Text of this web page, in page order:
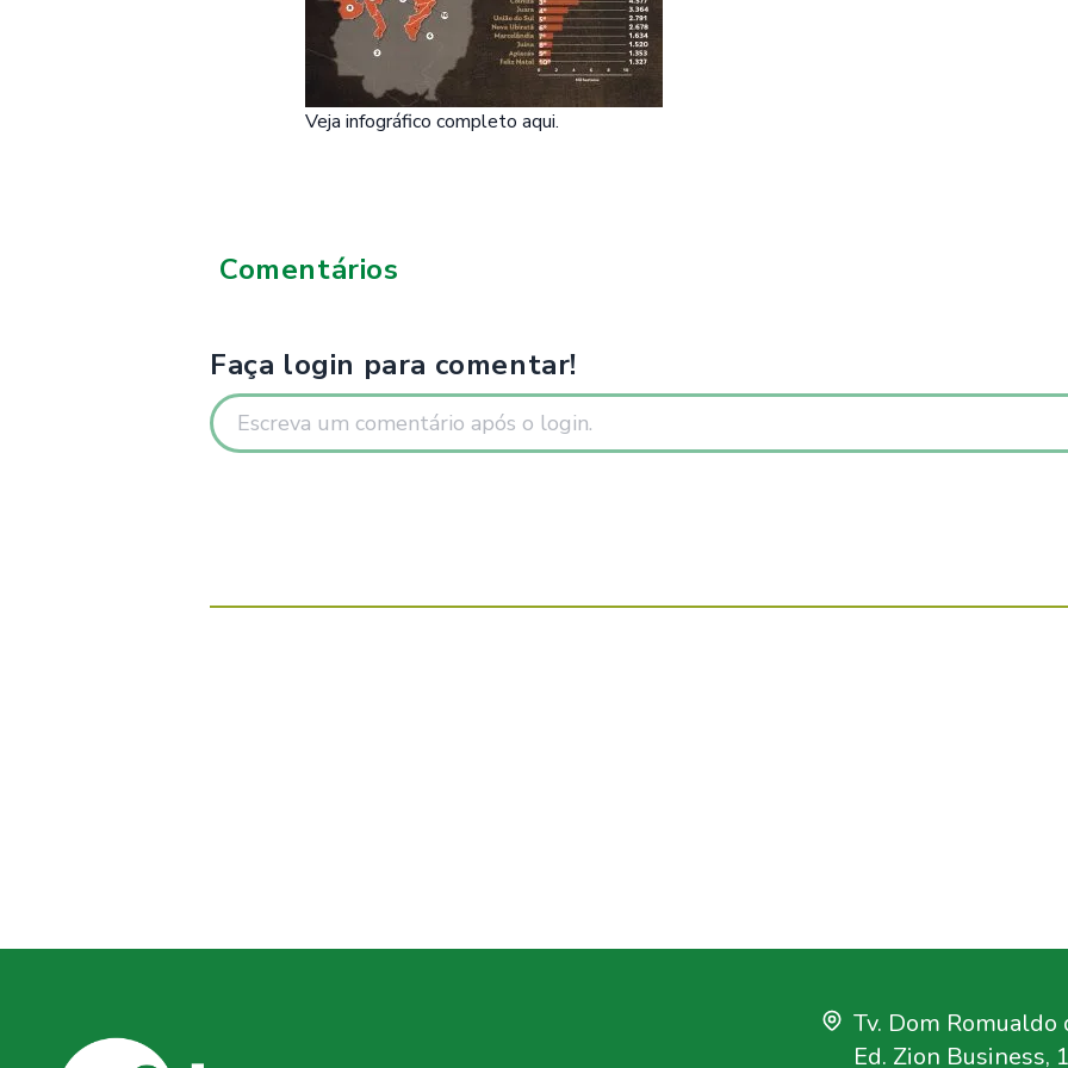
Veja infográfico completo aqui.
Comentários
Faça login para comentar!
Tv. Dom Romualdo
Ed. Zion Business,